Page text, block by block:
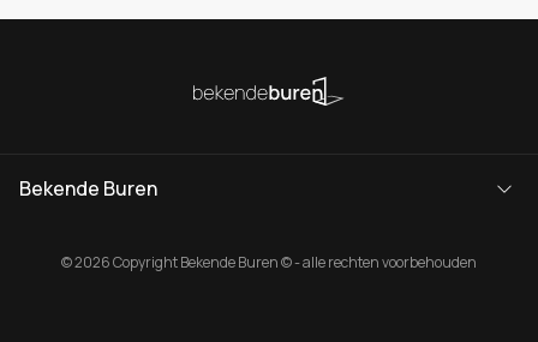
Bekende Buren
© 2026 Copyright Bekende Buren © - alle rechten voorbehouden